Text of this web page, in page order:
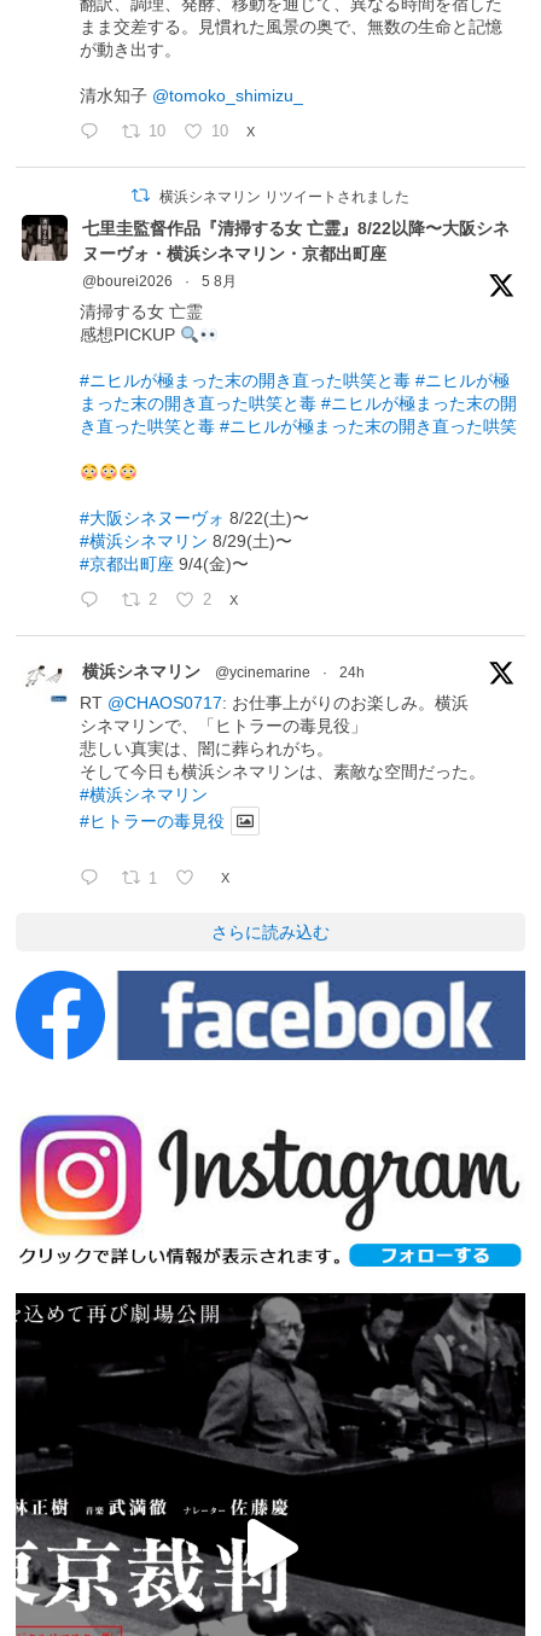
まま交差する。見慣れた風景の奥で、無数の生命と記憶
が動き出す。
清水知子 @tomoko_shimizu_
10 10 X
横浜シネマリン リツイートされました
七里圭監督作品『清掃する女 亡霊』8/22以降〜大阪シネ
ヌーヴォ・横浜シネマリン・京都出町座
@bourei2026 · 5 8月
清掃する女 亡霊
感想PICKUP
#ニヒルが極まった末の開き直った哄笑と毒 #ニヒルが極
まった末の開き直った哄笑と毒 #ニヒルが極まった末の開
き直った哄笑と毒 #ニヒルが極まった末の開き直った哄笑
#大阪シネヌーヴォ 8/22(土)〜
#横浜シネマリン 8/29(土)〜
#京都出町座 9/4(金)〜
2 2 X
横浜シネマリン @ycinemarine · 24h
RT @CHAOS0717: お仕事上がりのお楽しみ。横浜
シネマリンで、「ヒトラーの毒見役」
悲しい真実は、闇に葬られがち。
そして今日も横浜シネマリンは、素敵な空間だった。
#横浜シネマリン
#ヒトラーの毒見役
1 X
さらに読み込む